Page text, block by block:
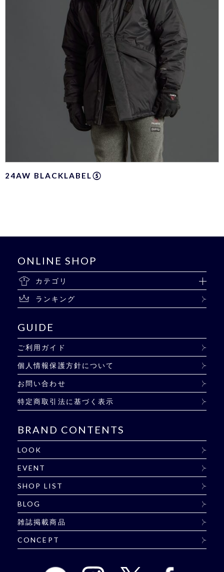
24AW BLACKLABEL⑤
ONLINE SHOP
カテゴリ
ランキング
GUIDE
ご利用ガイド
個人情報保護方針について
お問い合わせ
特定商取引法に基づく表示
BRAND CONTENTS
LOOK
EVENT
SHOP LIST
BLOG
雑誌掲載商品
CONCEPT